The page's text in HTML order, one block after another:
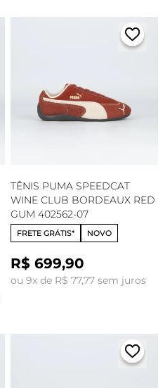
TÊNIS PUMA SPEEDCAT
WINE CLUB BORDEAUX RED
GUM 402562-07
FRETE GRÁTIS* NOVO
R$ 699,90
ou 9x de R$ 77,77 sem juros